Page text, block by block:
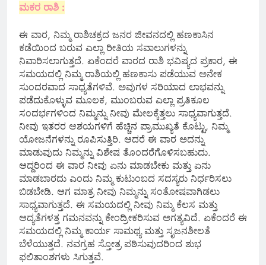
ಮಕರ ರಾಶಿ :
ಈ ವಾರ, ನಿಮ್ಮ ರಾಶಿಚಕ್ರದ ಜನರ ಜೀವನದಲ್ಲಿ ಹಣಕಾಸಿನ
ಕಡೆಯಿಂದ ಬರುವ ಎಲ್ಲಾ ರೀತಿಯ ಸವಾಲುಗಳನ್ನು
ನಿವಾರಿಸಲಾಗುತ್ತದೆ. ಏಕೆಂದರೆ ವಾರದ ರಾಶಿ ಭವಿಷ್ಯದ ಪ್ರಕಾರ, ಈ
ಸಮಯದಲ್ಲಿ ನಿಮ್ಮ ರಾಶಿಯಲ್ಲಿ ಹಣಕಾಸು ಪಡೆಯುವ ಅನೇಕ
ಸುಂದರವಾದ ಸಾಧ್ಯತೆಗಳಿವೆ. ಅವುಗಳ ಸರಿಯಾದ ಲಾಭವನ್ನು
ಪಡೆದುಕೊಳ್ಳುವ ಮೂಲಕ, ಮುಂಬರುವ ಎಲ್ಲಾ ಪ್ರತಿಕೂಲ
ಸಂದರ್ಭಗಳಿಂದ ನಿಮ್ಮನ್ನು ನೀವು ಮೇಲಕ್ಕೆತ್ತಲು ಸಾಧ್ಯವಾಗುತ್ತದೆ.
ನೀವು ಇತರರ ಆಶಯಗಳಿಗೆ ಹೆಚ್ಚಿನ ಪ್ರಾಮುಖ್ಯತೆ ಕೊಟ್ಟು, ನಿಮ್ಮ
ಯೋಜನೆಗಳನ್ನು ರೂಪಿಸುತ್ತಿರಿ. ಆದರೆ ಈ ವಾರ ಅದನ್ನು
ಮಾಡುವುದು ನಿಮ್ಮನ್ನು ವಿಶೇಷ ತೊಂದರೆಗೊಳಿಸಬಹುದು.
ಆದ್ದರಿಂದ ಈ ವಾರ ನೀವು ಏನು ಮಾಡಬೇಕು ಮತ್ತು ಏನು
ಮಾಡಬಾರದು ಎಂದು ನಿಮ್ಮ ಕುಟುಂಬದ ಸದಸ್ಯರು ನಿರ್ಧರಿಸಲು
ಬಿಡಬೇಡಿ. ಆಗ ಮಾತ್ರ ನೀವು ನಿಮ್ಮನ್ನು ಸಂತೋಷವಾಗಿಡಲು
ಸಾಧ್ಯವಾಗುತ್ತದೆ. ಈ ಸಮಯದಲ್ಲಿ ನೀವು ನಿಮ್ಮ ಕೆಲಸ ಮತ್ತು
ಆದ್ಯತೆಗಳತ್ತ ಗಮನವನ್ನು ಕೇಂದ್ರೀಕರಿಸುವ ಅಗತ್ಯವಿದೆ. ಏಕೆಂದರೆ ಈ
ಸಮಯದಲ್ಲಿ ನಿಮ್ಮ ಕಾರ್ಯ ಸಾಮಥ್ಯ ಮತ್ತು ಸೃಜನಶೀಲತೆ
ಬೆಳೆಯುತ್ತದೆ. ನವಗ್ರಹ ಸ್ತೋತ್ರ ಪಠಿಸುವುದರಿಂದ ಶುಭ
ಫಲಿತಾಂಶಗಳು ಸಿಗುತ್ತವೆ.